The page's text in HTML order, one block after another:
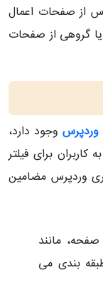
از صفحات اعمال
گروهی از صفحات
وردپرسوجود دارد،
برای فیلتر
وردپرس مضامین
مانند
بندی می